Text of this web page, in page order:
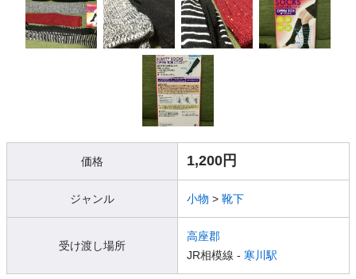
価格 1,200円
ジャンル 小物 > 靴下
受け渡し場所
高座郡
JR相模線 - 寒川駅